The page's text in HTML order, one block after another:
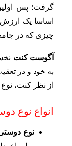
گرفت؛ پس
اساسا یک ارزش
چیزی که در
آگوست کنت
به خود و در
از نظر کنت،
انواع نوع
نوع